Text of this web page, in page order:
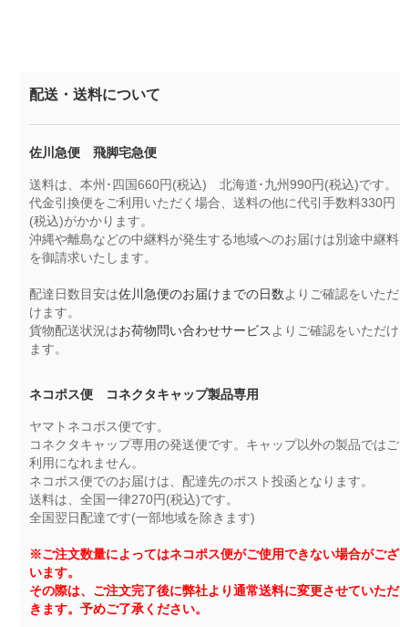
配送・送料について
佐川急便 飛脚宅急便
送料は、本州･四国660円(税込) 北海道･九州990円(税込)です。
代金引換便をご利用いただく場合、送料の他に代引手数料330円
(税込)がかかります。
沖縄や離島などの中継料が発生する地域へのお届けは別途中継料
を御請求いたします。
配達日数目安は佐川急便のお届けまでの日数よりご確認をいただ
けます。
貨物配送状況はお荷物問い合わせサービス よりご確認をいただけ
ます。
ネコポス便 コネクタキャップ製品専用
ヤマトネコポス便です。
コネクタキャップ専用の発送便です。キャップ以外の製品ではご
利用になれません。
ネコポス便でのお届けは、配達先のポスト投函となります。
送料は、全国一律270円(税込)です。
全国翌日配達です(一部地域を除きます)
※ご注文数量によってはネコポス便がご使用できない場合がござ
います。
その際は、ご注文完了後に弊社より通常送料に変更させていただ
きます。予めご了承ください。